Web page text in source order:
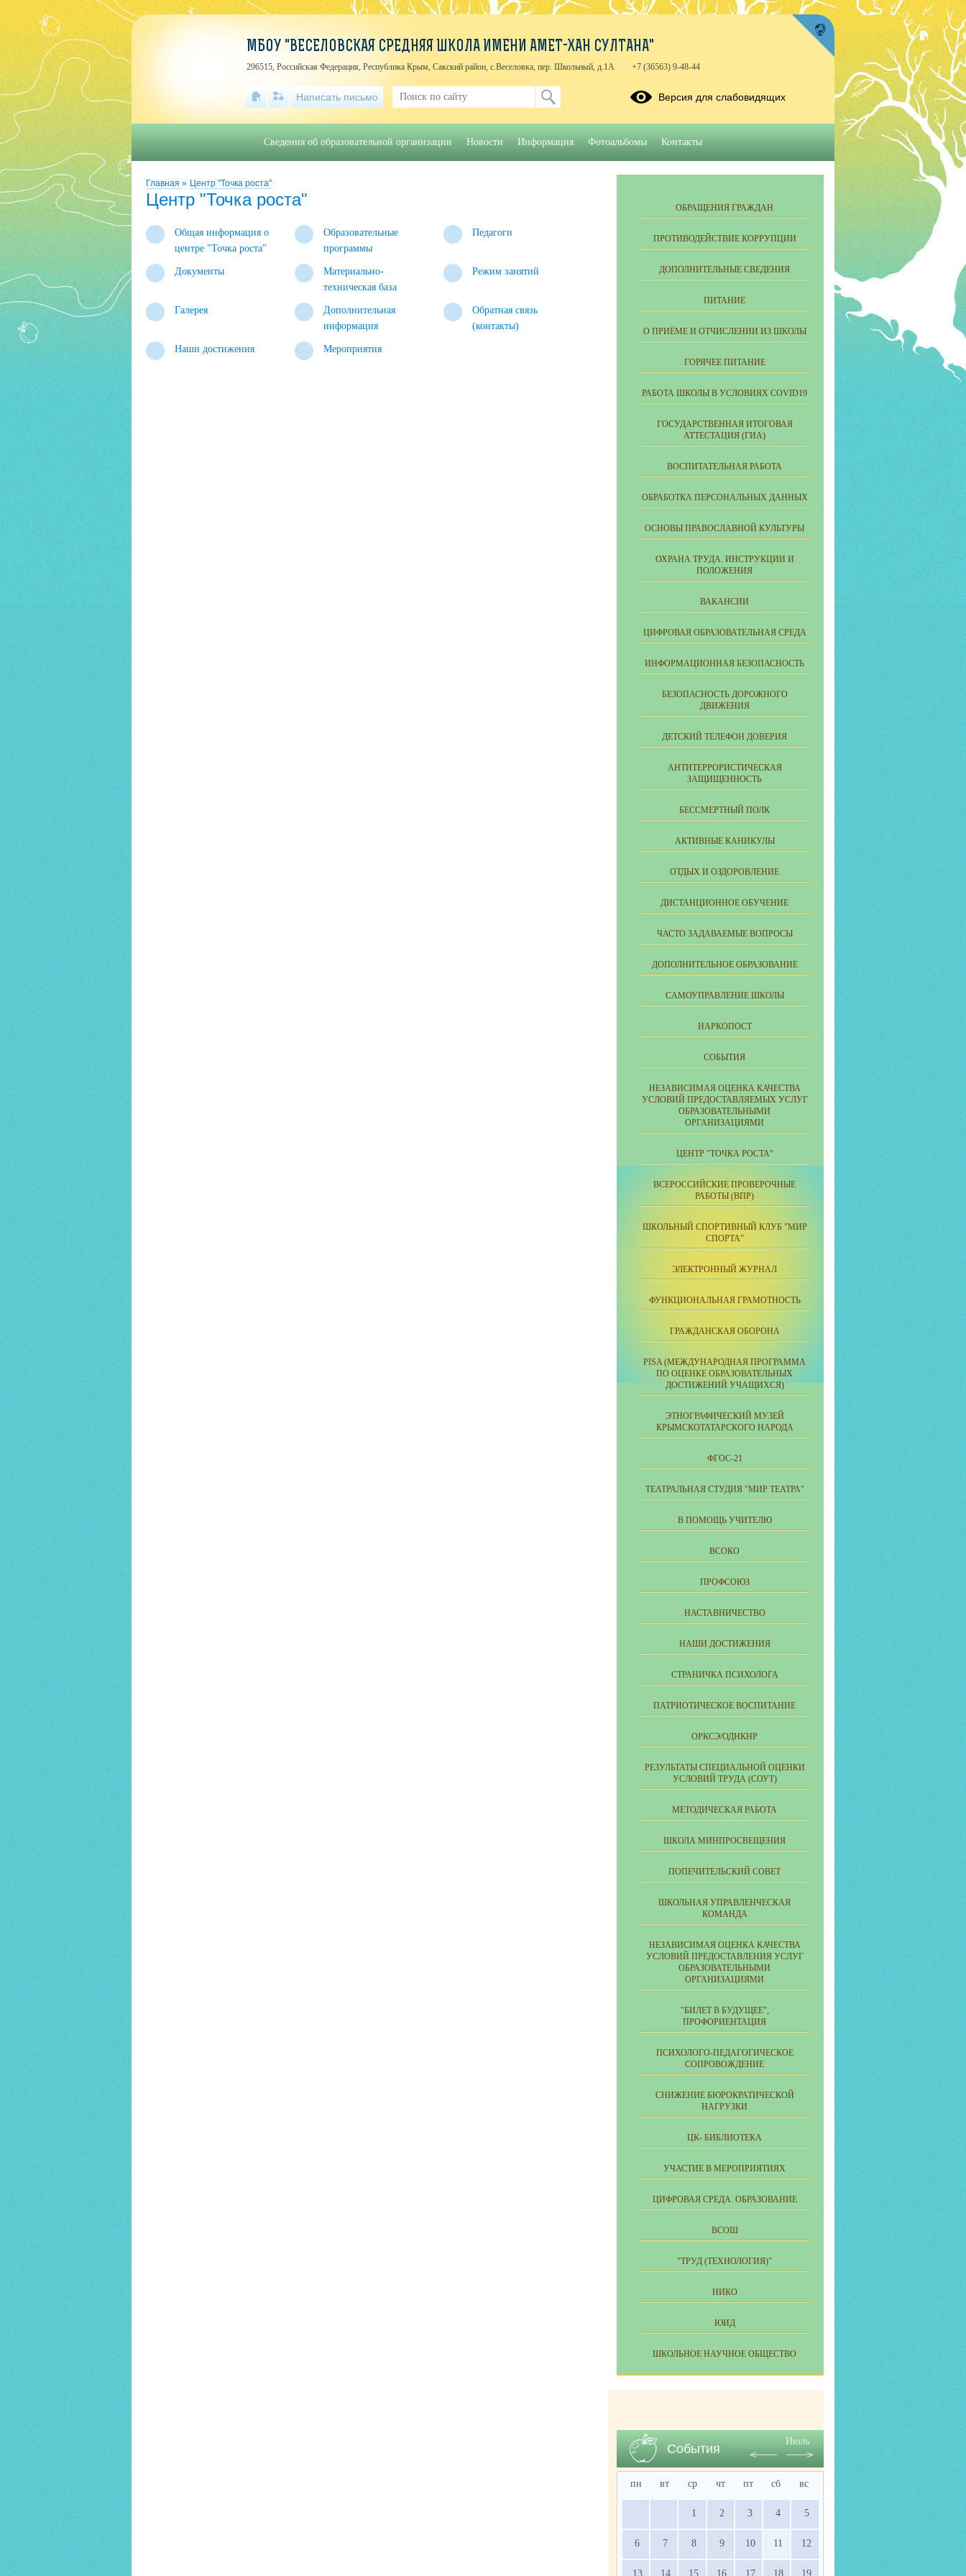
Главная » Центр "Точка роста"
Центр "Точка роста"
Общая информация о
центре "Точка роста"
Образовательные
программы
Педагоги
Документы
Материально-
техническая база
Режим занятий
Галерея
Дополнительная
информация
Обратная связь
(контакты)
Наши достижения Мероприятия
ОБРАЩЕНИЯ ГРАЖДАН
ПРОТИВОДЕЙСТВИЕ КОРРУПЦИИ
ДОПОЛНИТЕЛЬНЫЕ СВЕДЕНИЯ
ПИТАНИЕ
О ПРИЁМЕ И ОТЧИСЛЕНИИ ИЗ ШКОЛЫ
ГОРЯЧЕЕ ПИТАНИЕ
РАБОТА ШКОЛЫ В УСЛОВИЯХ COVID19
ГОСУДАРСТВЕННАЯ ИТОГОВАЯ
АТТЕСТАЦИЯ (ГИА)
ВОСПИТАТЕЛЬНАЯ РАБОТА
ОБРАБОТКА ПЕРСОНАЛЬНЫХ ДАННЫХ
ОСНОВЫ ПРАВОСЛАВНОЙ КУЛЬТУРЫ
ОХРАНА ТРУДА. ИНСТРУКЦИИ И
ПОЛОЖЕНИЯ
ВАКАНСИИ
ЦИФРОВАЯ ОБРАЗОВАТЕЛЬНАЯ СРЕДА
ИНФОРМАЦИОННАЯ БЕЗОПАСНОСТЬ
БЕЗОПАСНОСТЬ ДОРОЖНОГО
ДВИЖЕНИЯ
ДЕТСКИЙ ТЕЛЕФОН ДОВЕРИЯ
АНТИТЕРРОРИСТИЧЕСКАЯ
ЗАЩИЩЕННОСТЬ
БЕССМЕРТНЫЙ ПОЛК
АКТИВНЫЕ КАНИКУЛЫ
ОТДЫХ И ОЗДОРОВЛЕНИЕ
ДИСТАНЦИОННОЕ ОБУЧЕНИЕ
ЧАСТО ЗАДАВАЕМЫЕ ВОПРОСЫ
ДОПОЛНИТЕЛЬНОЕ ОБРАЗОВАНИЕ
CАМОУПРАВЛЕНИЕ ШКОЛЫ
НАРКОПОСТ
СОБЫТИЯ
НЕЗАВИСИМАЯ ОЦЕНКА КАЧЕСТВА
УСЛОВИЙ ПРЕДОСТАВЛЯЕМЫХ УСЛУГ
ОБРАЗОВАТЕЛЬНЫМИ
ОРГАНИЗАЦИЯМИ
ЦЕНТР "ТОЧКА РОСТА"
ВСЕРОССИЙСКИЕ ПРОВЕРОЧНЫЕ
РАБОТЫ (ВПР)
ШКОЛЬНЫЙ СПОРТИВНЫЙ КЛУБ "МИР
СПОРТА"
ЭЛЕКТРОННЫЙ ЖУРНАЛ
ФУНКЦИОНАЛЬНАЯ ГРАМОТНОСТЬ
ГРАЖДАНСКАЯ ОБОРОНА
PISA (МЕЖДУНАРОДНАЯ ПРОГРАММА
ПО ОЦЕНКЕ ОБРАЗОВАТЕЛЬНЫХ
ДОСТИЖЕНИЙ УЧАЩИХСЯ)
ЭТНОГРАФИЧЕСКИЙ МУЗЕЙ
КРЫМСКОТАТАРСКОГО НАРОДА
ФГОС-21
ТЕАТРАЛЬНАЯ СТУДИЯ "МИР ТЕАТРА"
В ПОМОЩЬ УЧИТЕЛЮ
ВСОКО
ПРОФСОЮЗ
НАСТАВНИЧЕСТВО
НАШИ ДОСТИЖЕНИЯ
СТРАНИЧКА ПСИХОЛОГА
ПАТРИОТИЧЕСКОЕ ВОСПИТАНИЕ
ОРКСЭ/ОДНКНР
РЕЗУЛЬТАТЫ СПЕЦИАЛЬНОЙ ОЦЕНКИ
УСЛОВИЙ ТРУДА (СОУТ)
МЕТОДИЧЕСКАЯ РАБОТА
ШКОЛА МИНПРОСВЕЩЕНИЯ
ПОПЕЧИТЕЛЬСКИЙ СОВЕТ
ШКОЛЬНАЯ УПРАВЛЕНЧЕСКАЯ
КОМАНДА
НЕЗАВИСИМАЯ ОЦЕНКА КАЧЕСТВА
УСЛОВИЙ ПРЕДОСТАВЛЕНИЯ УСЛУГ
ОБРАЗОВАТЕЛЬНЫМИ
ОРГАНИЗАЦИЯМИ
"БИЛЕТ В БУДУЩЕЕ",
ПРОФОРИЕНТАЦИЯ
ПСИХОЛОГО-ПЕДАГОГИЧЕСКОЕ
СОПРОВОЖДЕНИЕ
СНИЖЕНИЕ БЮРОКРАТИЧЕСКОЙ
НАГРУЗКИ
ЦК- БИБЛИОТЕКА
УЧАСТИЕ В МЕРОПРИЯТИЯХ
ЦИФРОВАЯ СРЕДА. ОБРАЗОВАНИЕ
ВСОШ
"ТРУД (ТЕХНОЛОГИЯ)"
НИКО
ЮИД
ШКОЛЬНОЕ НАУЧНОЕ ОБЩЕСТВО
События
Июль
пн вт ср чт пт сб вс
1 2 3 4 5
6 7 8 9 10 11 12
13 14 15 16 17 18 19
МБОУ "ВЕСЕЛОВСКАЯ СРЕДНЯЯ ШКОЛА ИМЕНИ АМЕТ-ХАН СУЛТАНА"
296515, Российская Федерация, Республика Крым, Сакский район, с.Веселовка, пер. Школьный, д.1А +7 (36563) 9-48-44
Написать письмо Версия для слабовидящих
Сведения об образовательной организации Новости Информация Фотоальбомы Контакты